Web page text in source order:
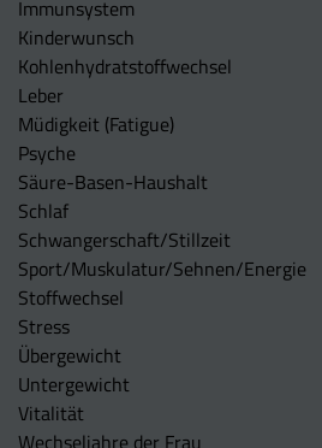
Immunsystem
Kinderwunsch
Kohlenhydratstoffwechsel
Leber
Müdigkeit (Fatigue)
Psyche
Säure-Basen-Haushalt
Schlaf
Schwangerschaft/Stillzeit
Sport/Muskulatur/Sehnen/Energie
Stoffwechsel
Stress
Übergewicht
Untergewicht
Vitalität
Wechseljahre der Frau